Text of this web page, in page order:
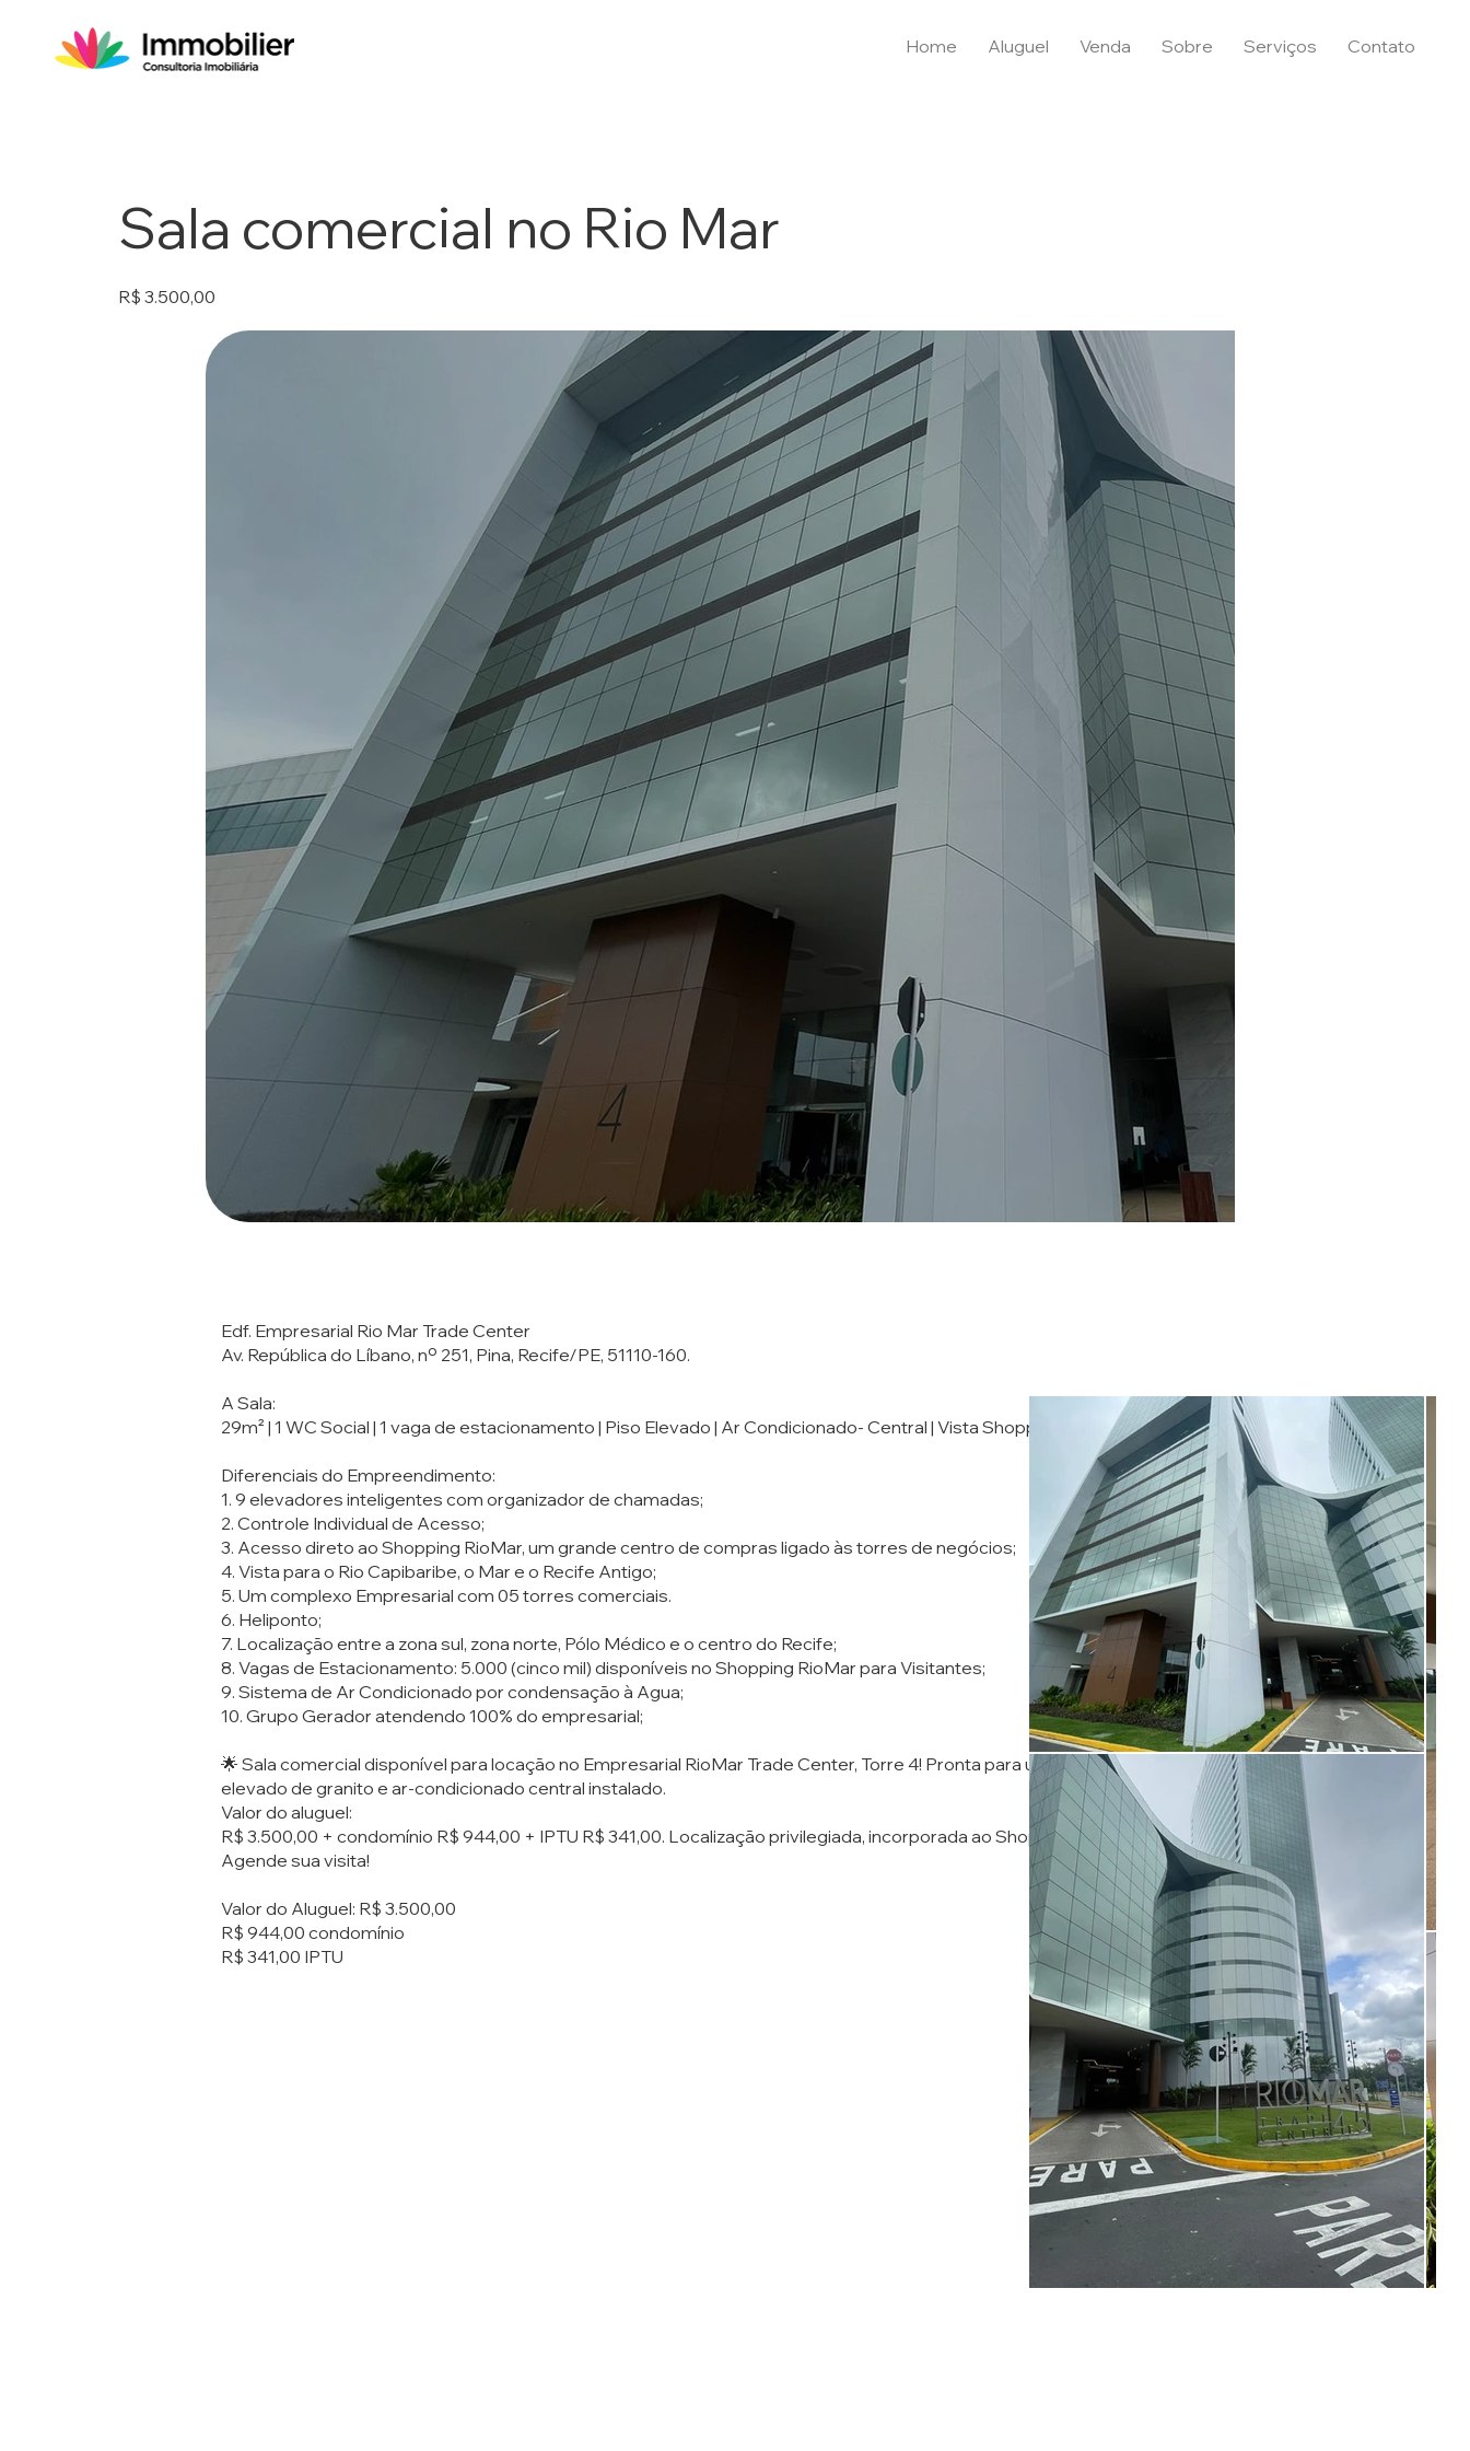
Home Aluguel Venda Sobre Serviços Contato
Sala comercial no Rio Mar
R$ 3.500,00
Edf. Empresarial Rio Mar Trade Center
Av. República do Líbano, nº 251, Pina, Recife/PE, 51110-160.
A Sala:
29m² | 1 WC Social | 1 vaga de estacionamento | Piso Elevado | Ar Condicionado- Central | Vista Shopping.
Diferenciais do Empreendimento:
1. 9 elevadores inteligentes com organizador de chamadas;
2. Controle Individual de Acesso;
3. Acesso direto ao Shopping RioMar, um grande centro de compras ligado às torres de negócios;
4. Vista para o Rio Capibaribe, o Mar e o Recife Antigo;
5. Um complexo Empresarial com 05 torres comerciais.
6. Heliponto;
7. Localização entre a zona sul, zona norte, Pólo Médico e o centro do Recife;
8. Vagas de Estacionamento: 5.000 (cinco mil) disponíveis no Shopping RioMar para Visitantes;
9. Sistema de Ar Condicionado por condensação à Agua;
10. Grupo Gerador atendendo 100% do empresarial;
🌟 Sala comercial disponível para locação no Empresarial RioMar Trade Center, Torre 4! Pronta para uso, com forro no teto, piso
elevado de granito e ar-condicionado central instalado.
Valor do aluguel:
R$ 3.500,00 + condomínio R$ 944,00 + IPTU R$ 341,00. Localização privilegiada, incorporada ao Shopping Rio Mar, em Recife.
Agende sua visita!
Valor do Aluguel: R$ 3.500,00
R$ 944,00 condomínio
R$ 341,00 IPTU